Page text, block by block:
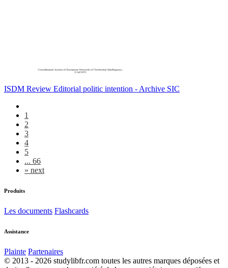
ISDM Review Editorial politic intention - Archive SIC
1
2
3
4
5
... 66
» next
Produits
Les documents Flashcards
Assistance
Plainte Partenaires
© 2013 - 2026 studylibfr.com toutes les autres marques déposées et